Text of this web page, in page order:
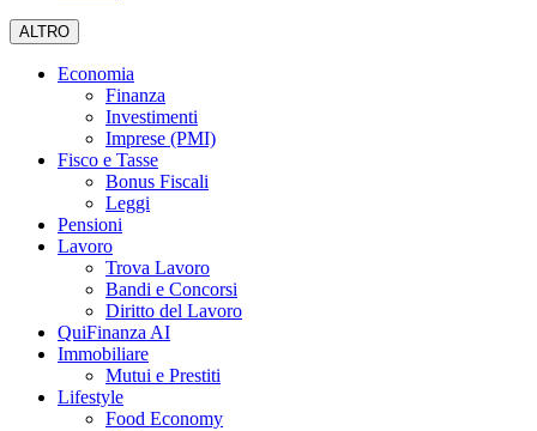
ALTRO
Economia
Finanza
Investimenti
Imprese (PMI)
Fisco e Tasse
Bonus Fiscali
Leggi
Pensioni
Lavoro
Trova Lavoro
Bandi e Concorsi
Diritto del Lavoro
QuiFinanza AI
Immobiliare
Mutui e Prestiti
Lifestyle
Food Economy